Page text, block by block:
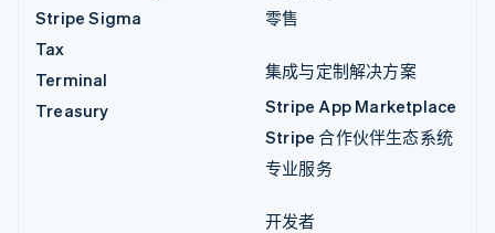
Stripe Sigma
Tax
Terminal
Treasury
零售
集成与定制解决方案
Stripe App Marketplace
Stripe 合作伙伴生态系统
专业服务
开发者